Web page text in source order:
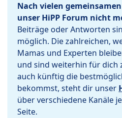
Nach vielen
unser HiPP Forum nicht
Beiträge oder Antworten
möglich. Die zahlreichen,
Mamas und Experten
und sind weiterhin für dich
auch künftig die
bekommst, steht dir unser
über verschiedene Kanäle
Seite.